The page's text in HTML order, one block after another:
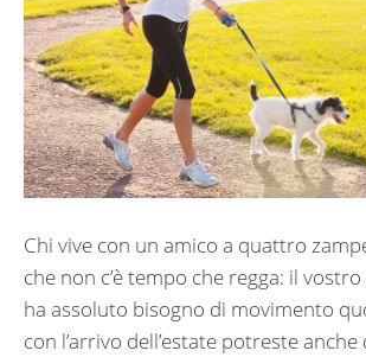
Chi vive con un amico a quattro
che non c’è tempo che regga: il
ha assoluto bisogno di movimento
con l’arrivo dell’estate potreste